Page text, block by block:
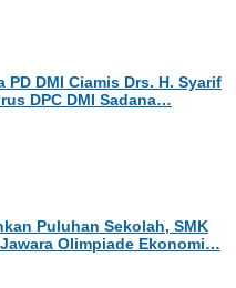
PD DMI Ciamis Drs. H. Syarif
DPC DMI Sadana…
Puluhan Sekolah, SMK
Olimpiade Ekonomi…